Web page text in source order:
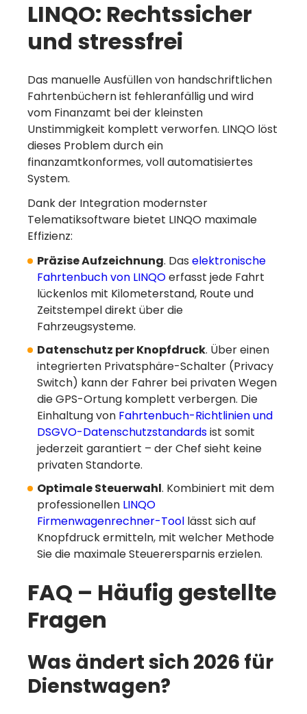
LINQO: Rechtssicher
und stressfrei
Das manuelle Ausfüllen von handschriftlichen
Fahrtenbüchern ist fehleranfällig und wird
vom Finanzamt bei der kleinsten
Unstimmigkeit komplett verworfen. LINQO löst
dieses Problem durch ein
finanzamtkonformes, voll automatisiertes
System.
Dank der Integration modernster
Telematiksoftware bietet LINQO maximale
Effizienz:
Präzise Aufzeichnung. Das elektronische
Fahrtenbuch von LINQOerfasst jede Fahrt
lückenlos mit Kilometerstand, Route und
Zeitstempel direkt über die
Fahrzeugsysteme.
Datenschutz per Knopfdruck. Über einen
integrierten Privatsphäre-Schalter (Privacy
Switch) kann der Fahrer bei privaten Wegen
die GPS-Ortung komplett verbergen. Die
Einhaltung von Fahrtenbuch-Richtlinien und
DSGVO-Datenschutzstandardsist somit
jederzeit garantiert – der Chef sieht keine
privaten Standorte.
Optimale Steuerwahl. Kombiniert mit dem
professionellen LINQO
Firmenwagenrechner-Tool lässt sich auf
Knopfdruck ermitteln, mit welcher Methode
Sie die maximale Steuerersparnis erzielen.
FAQ – Häufig gestellte
Fragen
Was ändert sich 2026 für
Dienstwagen?